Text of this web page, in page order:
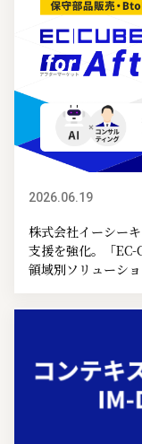
2026.06.19
株式会社イーシー
支援を強化。「
領域別ソリューシ